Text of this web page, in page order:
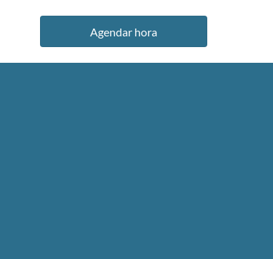
Agendar hora